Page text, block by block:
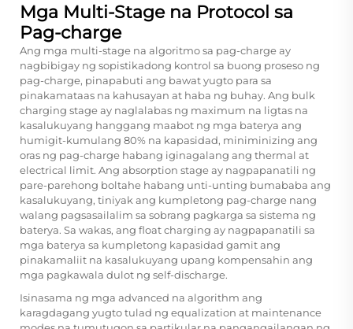
Mga Multi-Stage na Protocol sa
Pag-charge
Ang mga multi-stage na algoritmo sa pag-charge ay
nagbibigay ng sopistikadong kontrol sa buong proseso ng
pag-charge, pinapabuti ang bawat yugto para sa
pinakamataas na kahusayan at haba ng buhay. Ang bulk
charging stage ay naglalabas ng maximum na ligtas na
kasalukuyang hanggang maabot ng mga baterya ang
humigit-kumulang 80% na kapasidad, miniminizing ang
oras ng pag-charge habang iginagalang ang thermal at
electrical limit. Ang absorption stage ay nagpapanatili ng
pare-parehong boltahe habang unti-unting bumababa ang
kasalukuyang, tiniyak ang kumpletong pag-charge nang
walang pagsasailalim sa sobrang pagkarga sa sistema ng
baterya. Sa wakas, ang float charging ay nagpapanatili sa
mga baterya sa kumpletong kapasidad gamit ang
pinakamaliit na kasalukuyang upang kompensahin ang
mga pagkawala dulot ng self-discharge.
Isinasama ng mga advanced na algorithm ang
karagdagang yugto tulad ng equalization at maintenance